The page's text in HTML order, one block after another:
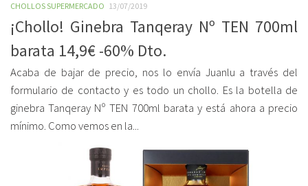
CHOLLOS SUPERMERCADO 13/07/2019
¡Chollo! Ginebra Tanqeray Nº TEN 700ml
barata 14,9€ -60% Dto.
Acaba de bajar de precio, nos lo envía Juanlu a través del
formulario de contacto y es todo un chollo. Es la botella de
ginebra Tanqeray Nº TEN 700ml barata y está ahora a precio
mínimo. Como vemos en la...